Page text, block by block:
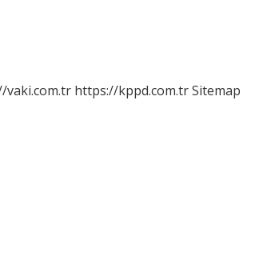
vaki.com.tr https://kppd.com.trSitemap